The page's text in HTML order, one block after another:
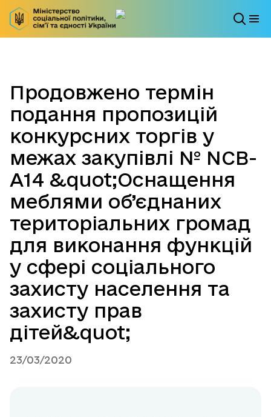
Продовжено термін
подання пропозицій
конкурсних торгів у
межах закупівлі № NCB-
A14 &quot;Оснащення
меблями об’єднаних
територіальних громад
для виконання функцій
у сфері соціального
захисту населення та
захисту прав
дітей&quot;
23/03/2020